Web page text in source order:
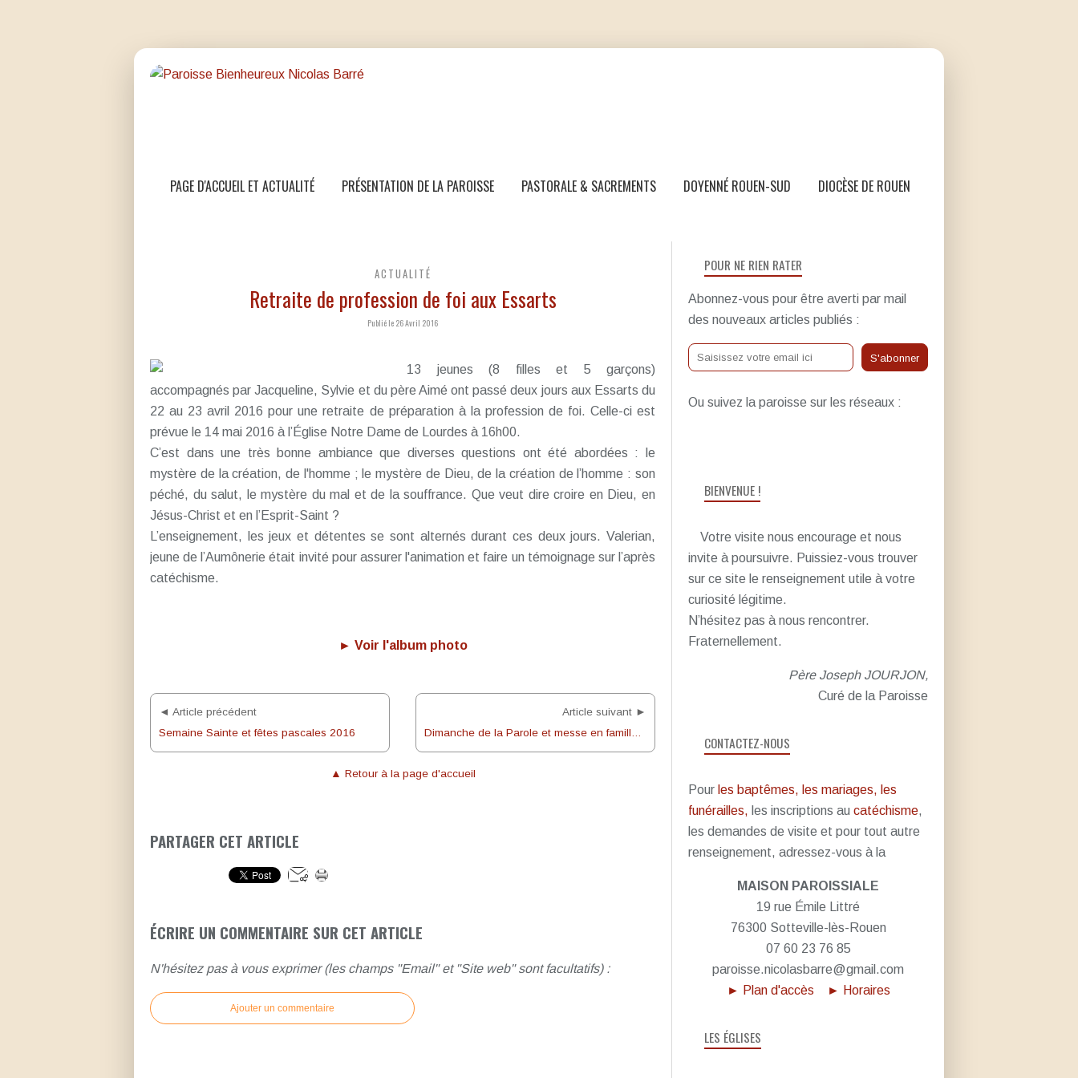
PAGE D'ACCUEIL ET ACTUALITÉ PRÉSENTATION DE LA PAROISSE PASTORALE & SACREMENTS DOYENNÉ ROUEN-SUD DIOCÈSE DE ROUEN
ACTUALITÉ
Retraite de profession de foi aux Essarts
Publié le 26 Avril 2016
13 jeunes (8 filles et 5 garçons)
accompagnés par Jacqueline, Sylvie et du père Aimé ont passé deux jours aux Essarts du
22 au 23 avril 2016 pour une retraite de préparation à la profession de foi. Celle-ci est
prévue le 14 mai 2016 à l’Église Notre Dame de Lourdes à 16h00.
C’est dans une très bonne ambiance que diverses questions ont été abordées : le
mystère de la création, de l'homme ; le mystère de Dieu, de la création de l’homme : son
péché, du salut, le mystère du mal et de la souffrance. Que veut dire croire en Dieu, en
Jésus-Christ et en l’Esprit-Saint ?
L’enseignement, les jeux et détentes se sont alternés durant ces deux jours. Valerian,
jeune de l’Aumônerie était invité pour assurer l'animation et faire un témoignage sur l’après
catéchisme.
► Voir l'album photo
◄ Article précédent
Semaine Sainte et fêtes pascales 2016
Article suivant ►
Dimanche de la Parole et messe en famille du 24 avril 2016
▲ Retour à la page d'accueil
PARTAGER CET ARTICLE
ÉCRIRE UN COMMENTAIRE SUR CET ARTICLE
N'hésitez pas à vous exprimer (les champs "Email" et "Site web" sont facultatifs) :
Ajouter un commentaire
POUR NE RIEN RATER
Abonnez-vous pour être averti par mail
des nouveaux articles publiés :
Ou suivez la paroisse sur les réseaux :
BIENVENUE !
Votre visite nous encourage et nous
invite à poursuivre. Puissiez-vous trouver
sur ce site le renseignement utile à votre
curiosité légitime.
N’hésitez pas à nous rencontrer.
Fraternellement.
Père Joseph JOURJON,
Curé de la Paroisse
CONTACTEZ-NOUS
Pour les baptêmes, les mariages, les
funérailles, les inscriptions au catéchisme,
les demandes de visite et pour tout autre
renseignement, adressez-vous à la
MAISON PAROISSIALE
19 rue Émile Littré
76300 Sotteville-lès-Rouen
07 60 23 76 85
paroisse.nicolasbarre@gmail.com
► Plan d'accès
► Horaires
LES ÉGLISES